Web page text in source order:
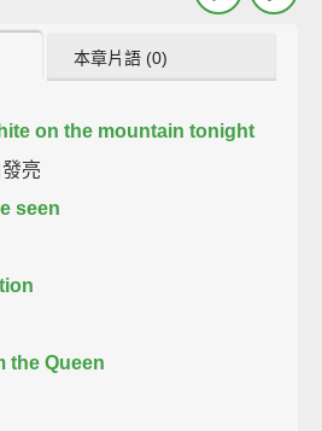
本章片語 (0)
on the mountain tonight
亮
seen
the Queen